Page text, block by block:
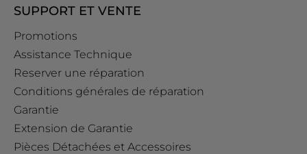
SUPPORT ET VENTE
Promotions
Assistance Technique
Reserver une réparation
Conditions générales de réparation
Garantie
Extension de Garantie
Pièces Détachées et Accessoires